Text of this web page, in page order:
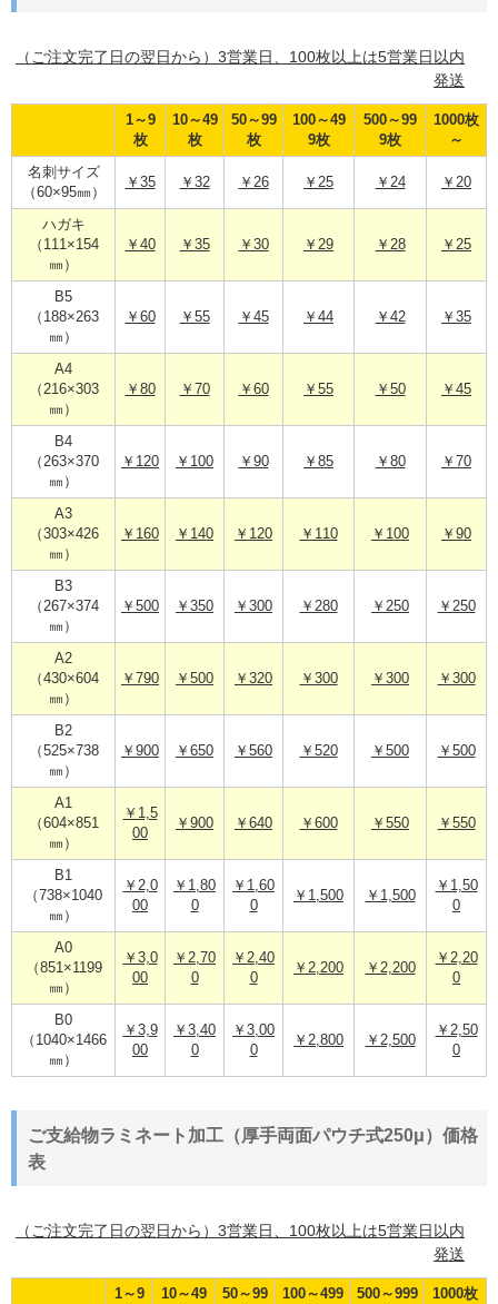
（ご注文完了日の翌日から）3営業日、100枚以上は5営業日以内
発送
1～9
枚
10～49
枚
50～99
枚
100～49
9枚
500～99
9枚
1000枚
～
名刺サイズ
（60×95㎜）
￥35 ￥32 ￥26 ￥25 ￥24 ￥20
ハガキ
（111×154
㎜）
￥40 ￥35 ￥30 ￥29 ￥28 ￥25
B5
（188×263
㎜）
￥60 ￥55 ￥45 ￥44 ￥42 ￥35
A4
（216×303
㎜）
￥80 ￥70 ￥60 ￥55 ￥50 ￥45
B4
（263×370
㎜）
￥120 ￥100 ￥90 ￥85 ￥80 ￥70
A3
（303×426
㎜）
￥160 ￥140 ￥120 ￥110 ￥100 ￥90
B3
（267×374
㎜）
￥500 ￥350 ￥300 ￥280 ￥250 ￥250
A2
（430×604
㎜）
￥790 ￥500 ￥320 ￥300 ￥300 ￥300
B2
（525×738
㎜）
￥900 ￥650 ￥560 ￥520 ￥500 ￥500
A1
（604×851
㎜）
￥1,5
00
￥900 ￥640 ￥600 ￥550 ￥550
B1
（738×1040
㎜）
￥2,0
00
￥1,80
0
￥1,60
0
￥1,500 ￥1,500
￥1,50
0
A0
（851×1199
㎜）
￥3,0
00
￥2,70
0
￥2,40
0
￥2,200 ￥2,200
￥2,20
0
B0
（1040×1466
㎜）
￥3,9
00
￥3,40
0
￥3,00
0
￥2,800 ￥2,500
￥2,50
0
ご支給物ラミネート加工（厚手両面パウチ式250μ）価格
表
（ご注文完了日の翌日から）3営業日、100枚以上は5営業日以内
発送
1～9
10～49
50～99
100～499
500～999
1000枚